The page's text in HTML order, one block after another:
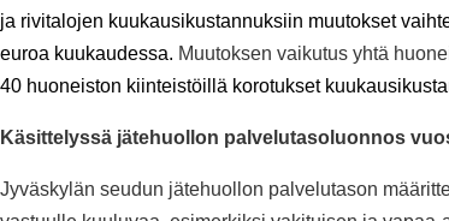
ja rivitalojen kuukausikustannuksiin muutokset
euroa kuukaudessa. Muutoksen vaikutus yhtä
40 huoneiston kiinteistöillä korotukset
Käsittelyssä jätehuollon palvelutasoluonnos
Jyväskylän seudun jätehuollon palvelutason